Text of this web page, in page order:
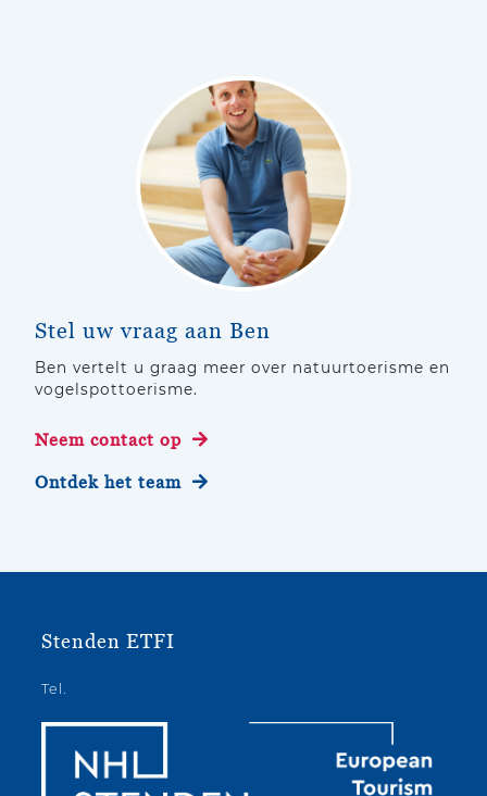
Stel uw vraag aan Ben
Ben vertelt u graag meer over natuurtoerisme en
vogelspottoerisme.
Neem contact op
Ontdek het team
Stenden ETFI
Tel.